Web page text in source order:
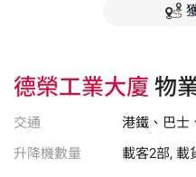
德榮工業大廈 物
交通
港鐵、巴士
升降機數量
載客2部, 載